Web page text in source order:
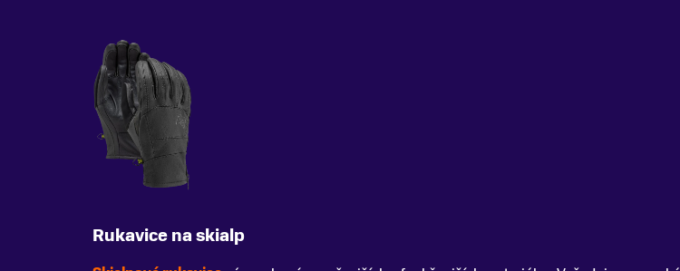
Rukavice na skialp